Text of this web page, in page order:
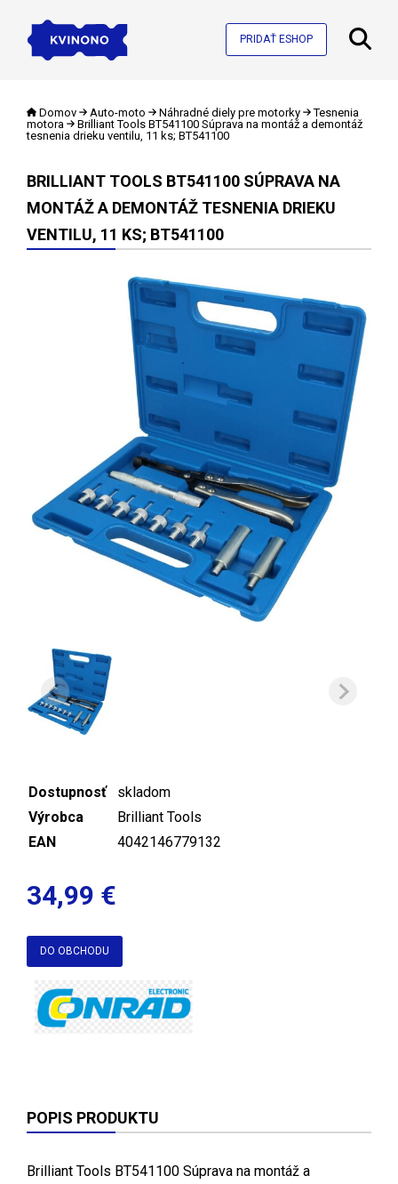
PRIDAŤ ESHOP
Domov Auto-moto Náhradné diely pre motorky
Tesnenia
motora
Brilliant Tools BT541100 Súprava na montáž a demontáž
tesnenia drieku ventilu, 11 ks; BT541100
BRILLIANT TOOLS BT541100 SÚPRAVA NA
MONTÁŽ A DEMONTÁŽ TESNENIA DRIEKU
VENTILU, 11 KS; BT541100
Dostupnosť
skladom
Výrobca
Brilliant Tools
EAN
4042146779132
34,99 €
DO OBCHODU
POPIS PRODUKTU
Brilliant Tools BT541100 Súprava na montáž a